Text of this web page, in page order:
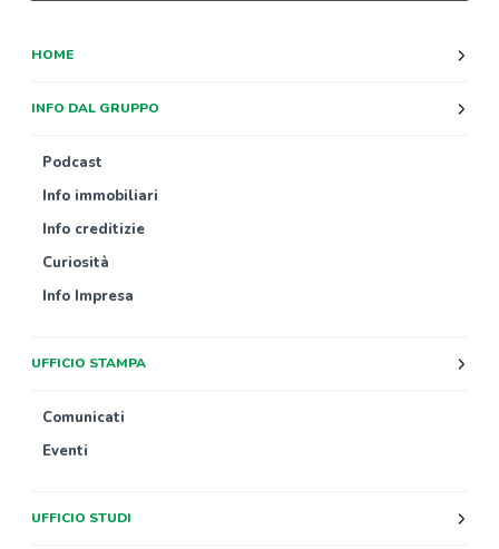
HOME
INFO DAL GRUPPO
Podcast
Info immobiliari
Info creditizie
Curiosità
Info Impresa
UFFICIO STAMPA
Comunicati
Eventi
UFFICIO STUDI